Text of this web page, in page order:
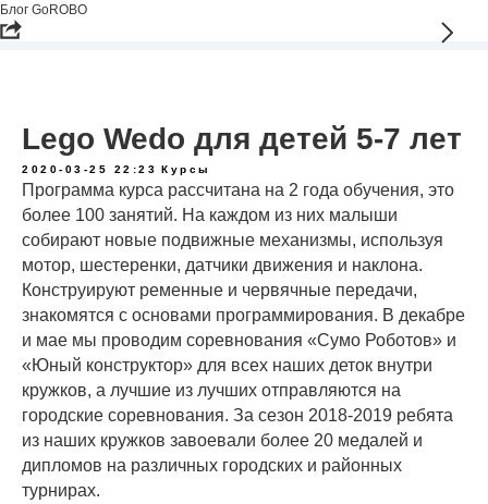
Блог GoROBO
Lego Wedo для детей 5-7 лет
2020-03-25 22:23 Курсы
Программа курса рассчитана на 2 года обучения, это
более 100 занятий. На каждом из них малыши
собирают новые подвижные механизмы, используя
мотор, шестеренки, датчики движения и наклона.
Конструируют ременные и червячные передачи,
знакомятся с основами программирования. В декабре
и мае мы проводим соревнования «Сумо Роботов» и
«Юный конструктор» для всех наших деток внутри
кружков, а лучшие из лучших отправляются на
городские соревнования. За сезон 2018-2019 ребята
из наших кружков завоевали более 20 медалей и
дипломов на различных городских и районных
турнирах.